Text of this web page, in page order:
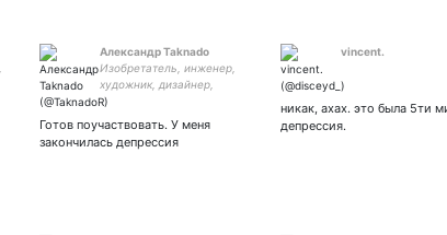
Александр Taknado
Изобретатель, инженер,
художник, дизайнер,
архитектор, шеф-повар
Готов поучаствовать. У меня
закончилась депрессия
vincent.
никак, ахах. это была 5ти
депрессия.